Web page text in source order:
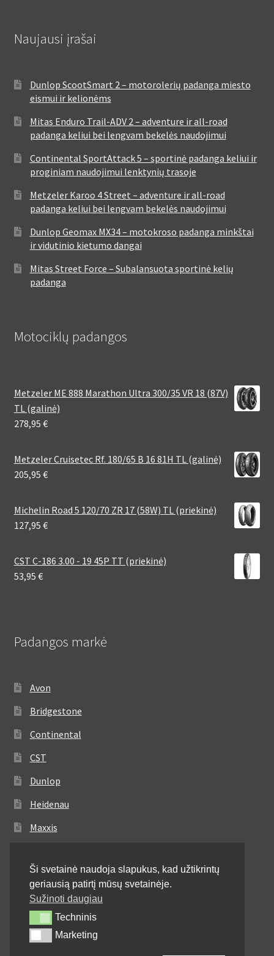
Naujausi įrašai
Dunlop ScootSmart 2 – motorolerių padanga miesto
eismui ir kelionėms
Mitas Enduro Trail-ADV 2 – adventure ir all-road
padanga keliui bei lengvam bekelės naudojimui
Continental SportAttack 5 – sportinė padanga keliui ir
proginiam naudojimui lenktynių trasoje
Metzeler Karoo 4 Street – adventure ir all-road
padanga keliui bei lengvam bekelės naudojimui
Dunlop Geomax MX34 – motokroso padanga minkštai
ir vidutinio kietumo dangai
Mitas Street Force – Subalansuota sportinė kelių
padanga
Motociklų padangos
Metzeler ME 888 Marathon Ultra 300/35 VR 18 (87V)
TL (galinė)
278,95 €
Metzeler Cruisetec Rf. 180/65 B 16 81H TL (galinė)
205,95 €
Michelin Road 5 120/70 ZR 17 (58W) TL (priekinė)
127,95 €
CST C-186 3.00 - 19 45P TT (priekinė)
53,95 €
Padangos markė
Avon
Bridgestone
Continental
CST
Dunlop
Heidenau
Maxxis
Michelin
Mitas
Pirelli
Shinko
Ši svetainė naudoja slapukus, kad užtikrintų
geriausią patirtį mūsų svetainėje.
Sužinoti daugiau
TechninisTechninis
MarketingMarketing